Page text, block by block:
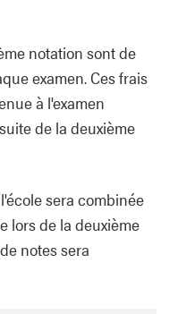
notation sont de
examen. Ces frais
à l'examen
de la deuxième
sera combinée
lors de la deuxième
notes sera